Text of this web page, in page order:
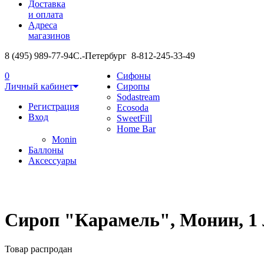
Доставка
и оплата
Адреса
магазинов
8 (495) 989-77-94С.-Петербург 8-812-245-33-49
0
Личный кабинет
Регистрация
Вход
Сифоны
Сиропы
Sodastream
Ecosoda
SweetFill
Home Bar
Monin
Баллоны
Аксессуары
Сироп "Карамель", Монин, 1
Товар распродан